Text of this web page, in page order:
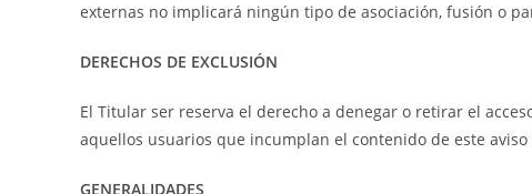
externas no implicará ningún tipo de asociación, fusión o
DERECHOS DE EXCLUSIÓN
El Titular ser reserva el derecho a denegar o retirar el
aquellos usuarios que incumplan el contenido de este aviso
GENERALIDADES